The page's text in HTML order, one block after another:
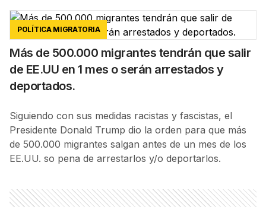
POLÍTICA MIGRATORIA
Más de 500.000 migrantes tendrán que salir
de EE.UU en 1 mes o serán arrestados y
deportados.
Siguiendo con sus medidas racistas y fascistas, el
Presidente Donald Trump dio la orden para que más
de 500.000 migrantes salgan antes de un mes de los
EE.UU. so pena de arrestarlos y/o deportarlos.